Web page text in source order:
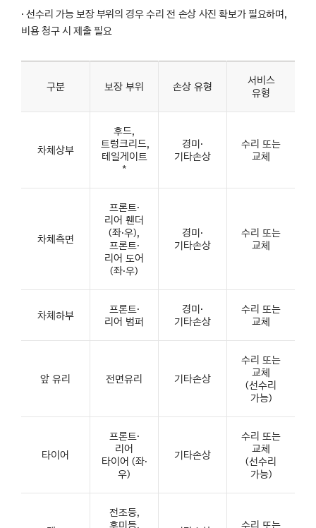
· 선수리 가능 보장 부위의 경우 수리 전 손상 사진 확보가 필요하며,
비용 청구 시 제출 필요
유형을
구분 보장 부위 손상 유형
서비스
유형
차체상부
후드,
트렁크리드,
테일게이트
*
경미·
기타손상
수리 또는
교체
차체측면
프론트·
리어 휀더
(좌·우),
프론트·
리어 도어
(좌·우)
경미·
기타손상
수리 또는
교체
차체하부
프론트·
리어 범퍼
경미·
기타손상
수리 또는
교체
앞 유리 전면유리 기타손상
수리 또는
교체
(선수리
가능)
타이어
프론트·
리어
타이어 (좌·
우)
기타손상
수리 또는
교체
(선수리
가능)
전조등,
후미등,
수리 또는